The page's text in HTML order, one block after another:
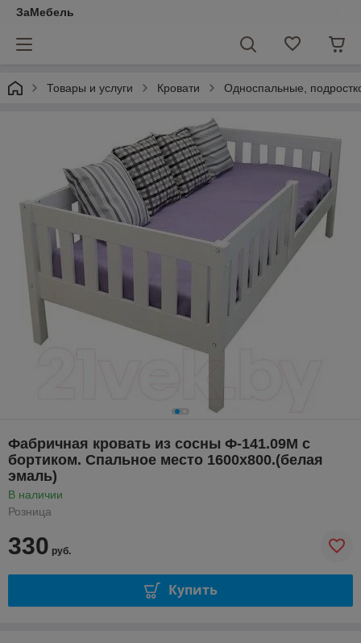
ЗаМебель
Товары и услуги Кровати Односпальные,
Фабричная кровать из сосны Ф-141.09М с
бортиком. Спальное место 1600х800.(белая
эмаль)
В наличии
Розница
330 руб.
Купить